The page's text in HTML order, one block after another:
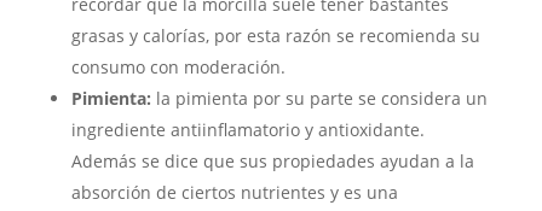
recordar que la morcilla suele tener bastantes
grasas y calorías, por esta razón se recomienda su
consumo con moderación.
Pimienta: la pimienta por su parte se considera un
ingrediente antiinflamatorio y antioxidante.
Además se dice que sus propiedades ayudan a la
absorción de ciertos nutrientes y es una